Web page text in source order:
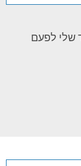
שלי לפעם